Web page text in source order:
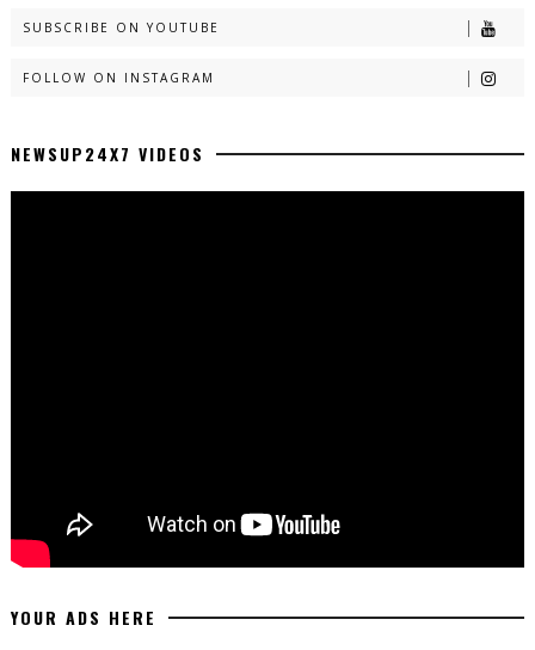
SUBSCRIBE ON YOUTUBE
FOLLOW ON INSTAGRAM
NEWSUP24X7 VIDEOS
YOUR ADS HERE